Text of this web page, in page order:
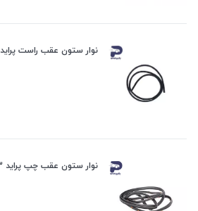
نوار ستون عقب راست پراید 506804 جی ای اس پی
نوار ستون عقب چپ پراید 506803 جی ای اس پی